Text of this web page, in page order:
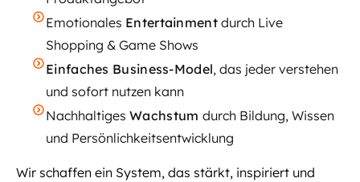
Emotionales Entertainmentdurch Live
Shopping & Game Shows
Einfaches Business-Model, das jeder verstehen
und sofort nutzen kann
Nachhaltiges Wachstum durch Bildung, Wissen
und Persönlichkeitsentwicklung
Wir schaffen ein System, das stärkt, inspiriert und